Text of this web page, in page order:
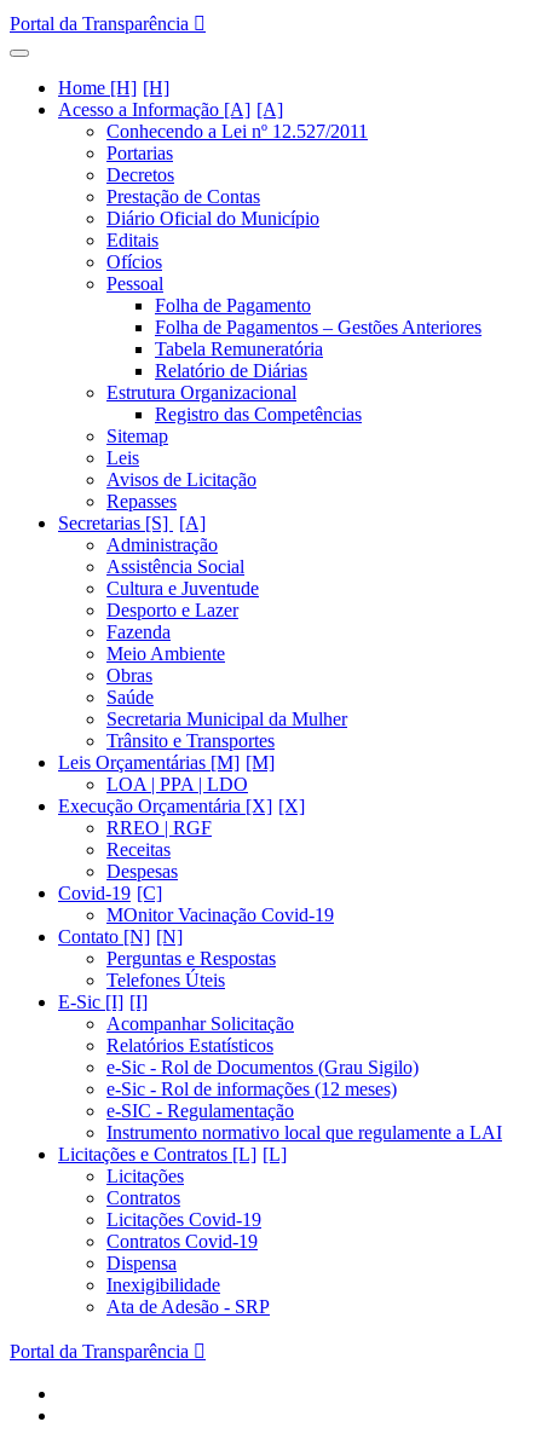
Portal da Transparência
Home [H]
Acesso a Informação [A]
Conhecendo a Lei nº 12.527/2011
Portarias
Decretos
Prestação de Contas
Diário Oficial do Município
Editais
Ofícios
Pessoal
Folha de Pagamento
Folha de Pagamentos – Gestões Anteriores
Tabela Remuneratória
Relatório de Diárias
Estrutura Organizacional
Registro das Competências
Sitemap
Leis
Avisos de Licitação
Repasses
Secretarias [S]
Administração
Assistência Social
Cultura e Juventude
Desporto e Lazer
Fazenda
Meio Ambiente
Obras
Saúde
Secretaria Municipal da Mulher
Trânsito e Transportes
Leis Orçamentárias [M]
LOA | PPA | LDO
Execução Orçamentária [X]
RREO | RGF
Receitas
Despesas
Covid-19
MOnitor Vacinação Covid-19
Contato [N]
Perguntas e Respostas
Telefones Úteis
E-Sic [I]
Acompanhar Solicitação
Relatórios Estatísticos
e-Sic - Rol de Documentos (Grau Sigilo)
e-Sic - Rol de informações (12 meses)
e-SIC - Regulamentação
Instrumento normativo local que regulamente a LAI
Licitações e Contratos [L]
Licitações
Contratos
Licitações Covid-19
Contratos Covid-19
Dispensa
Inexigibilidade
Ata de Adesão - SRP
Portal da Transparência